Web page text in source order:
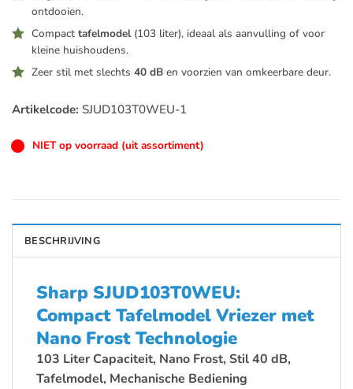
ontdooien.
Compact tafelmodel(103 liter), ideaal als aanvulling of voor
kleine huishoudens.
Zeer stil met slechts 40 dB en voorzien van omkeerbare deur.
Artikelcode: SJUD103T0WEU-1
NIET op voorraad (uit assortiment)
BESCHRIJVING
Sharp SJUD103T0WEU:
Compact Tafelmodel Vriezer met
Nano Frost Technologie
103 Liter Capaciteit, Nano Frost, Stil 40 dB,
Tafelmodel, Mechanische Bediening